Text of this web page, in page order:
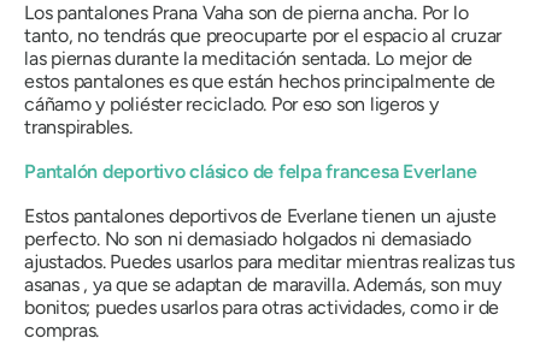
Los pantalones Prana Vaha son de pierna ancha. Por lo
tanto, no tendrás que preocuparte por el espacio al cruzar
las piernas durante la meditación sentada. Lo mejor de
estos pantalones es que están hechos principalmente de
cáñamo y poliéster reciclado. Por eso son ligeros y
transpirables.
Pantalón deportivo clásico de felpa francesa Everlane
Estos pantalones deportivos de Everlane tienen un ajuste
perfecto. No son ni demasiado holgados ni demasiado
ajustados. Puedes usarlos para meditar mientras realizas tus
asanas, ya que se adaptan de maravilla. Además, son muy
bonitos; puedes usarlos para otras actividades, como ir de
compras.